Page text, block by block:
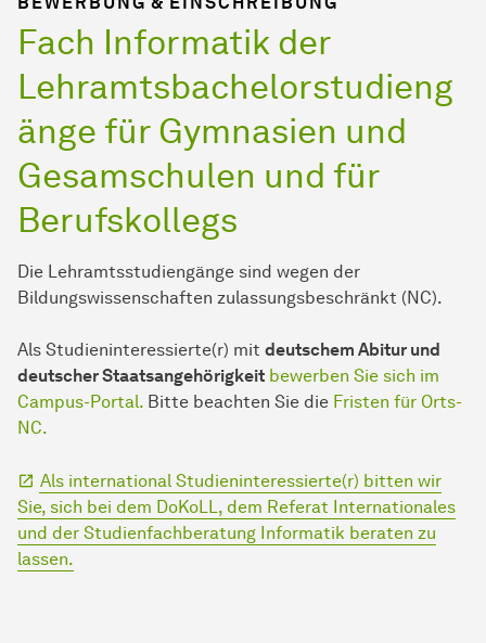
Fach Informatik der
Lehramtsbachelorstudieng
änge für Gymnasien und
Gesamschulen und für
Berufskollegs
Die Lehramtsstudiengänge sind wegen der
Bildungswissenschaften zulassungsbeschränkt (NC).
Als Studieninteressierte(r) mit deutschem Abitur und
deutscher Staatsangehörigkeit bewerben Sie sich im
Campus-Portal. Bitte beachten Sie die Fristen für Orts-
NC.
Als international Studieninteressierte(r) bitten wir
Sie, sich bei dem DoKoLL, dem Referat Internationales
und der Studienfachberatung Informatik beraten zu
lassen.